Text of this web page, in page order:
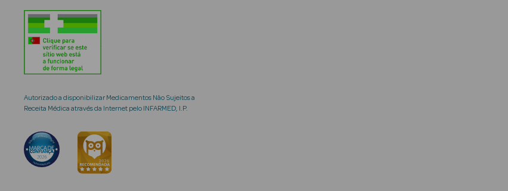
Autorizado a disponibilizar Medicamentos Não Sujeitos a
Receita Médica através da Internet pelo INFARMED, I.P.